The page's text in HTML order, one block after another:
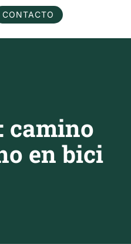
CONTACTO
camino
en bici